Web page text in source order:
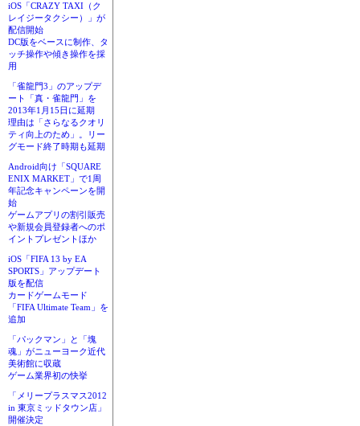
iOS「CRAZY TAXI（ク
レイジータクシー）」が
配信開始
DC版をベースに制作、タ
ッチ操作や傾き操作を採
用
「雀龍門3」のアップデ
ート「真・雀龍門」を
2013年1月15日に延期
理由は「さらなるクオリ
ティ向上のため」。リー
グモード終了時期も延期
Android向け「SQUARE
ENIX MARKET」で1周
年記念キャンペーンを開
始
ゲームアプリの割引販売
や新規会員登録者へのポ
イントプレゼントほか
iOS「FIFA 13 by EA
SPORTS」アップデート
版を配信
カードゲームモード
「FIFA Ultimate Team」を
追加
「パックマン」と「塊
魂」がニューヨーク近代
美術館に収蔵
ゲーム業界初の快挙
「メリープラスマス2012
in 東京ミッドタウン店」
開催決定